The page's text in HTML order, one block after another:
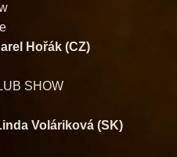
Hořák (CZ)
SHOW
Voláriková (SK)